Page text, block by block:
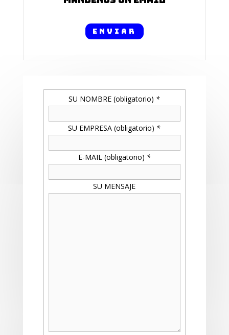
Enviar
SU NOMBRE (obligatorio) *
SU EMPRESA (obligatorio) *
E-MAIL (obligatorio) *